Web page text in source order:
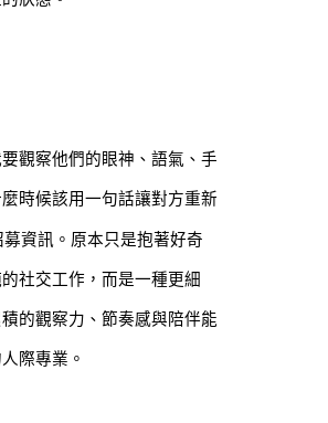
觀察他們的眼神、語氣、手
時候該用一句話讓對方重新
資訊。原本只是抱著好奇
社交工作，而是一種更細
的觀察力、節奏感與陪伴能
際專業。